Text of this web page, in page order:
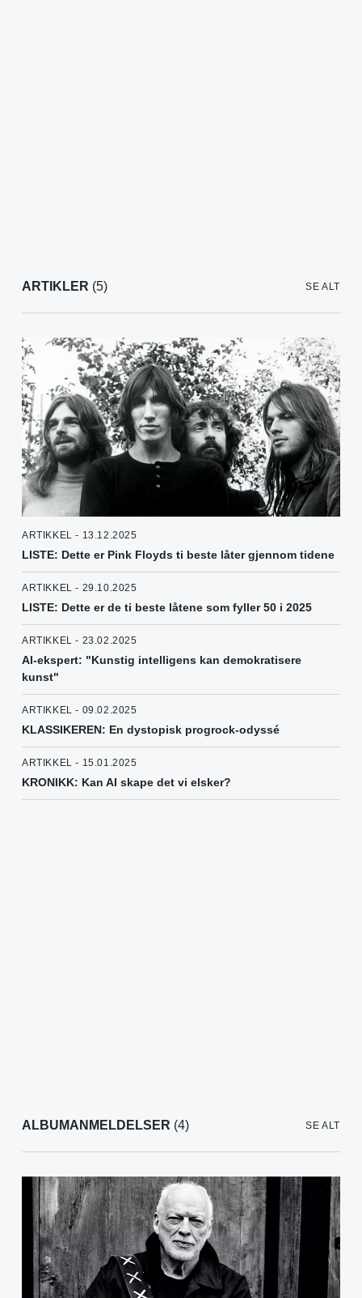
ARTIKLER (5) SE ALT
ARTIKKEL - 13.12.2025
LISTE: Dette er Pink Floyds ti beste låter gjennom tidene
ARTIKKEL - 29.10.2025
LISTE: Dette er de ti beste låtene som fyller 50 i 2025
ARTIKKEL - 23.02.2025
AI-ekspert: "Kunstig intelligens kan demokratisere
kunst"
ARTIKKEL - 09.02.2025
KLASSIKEREN: En dystopisk progrock-odyssé
ARTIKKEL - 15.01.2025
KRONIKK: Kan AI skape det vi elsker?
ALBUMANMELDELSER (4) SE ALT